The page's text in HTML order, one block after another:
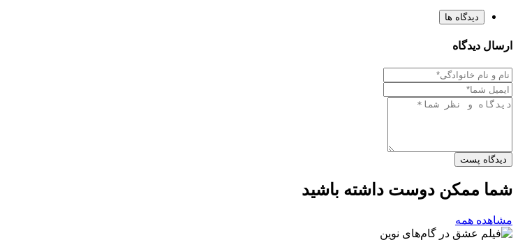
دیدگاه ها
ارسال دیدگاه
دیدگاه پست
شما ممکن دوست داشته باشید
مشاهده همه